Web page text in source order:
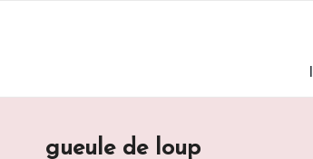
content
gueule de loup